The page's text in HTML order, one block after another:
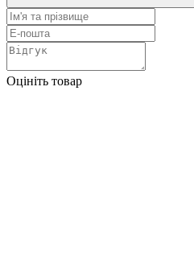
Оцініть товар